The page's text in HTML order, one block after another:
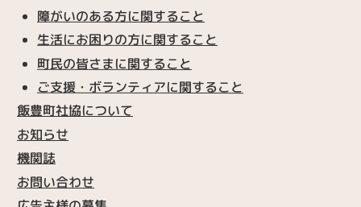
障がいのある方に関すること
生活にお困りの方に関すること
町民の皆さまに関すること
ご支援・ボランティアに関すること
飯豊町社協について
お知らせ
機関誌
お問い合わせ